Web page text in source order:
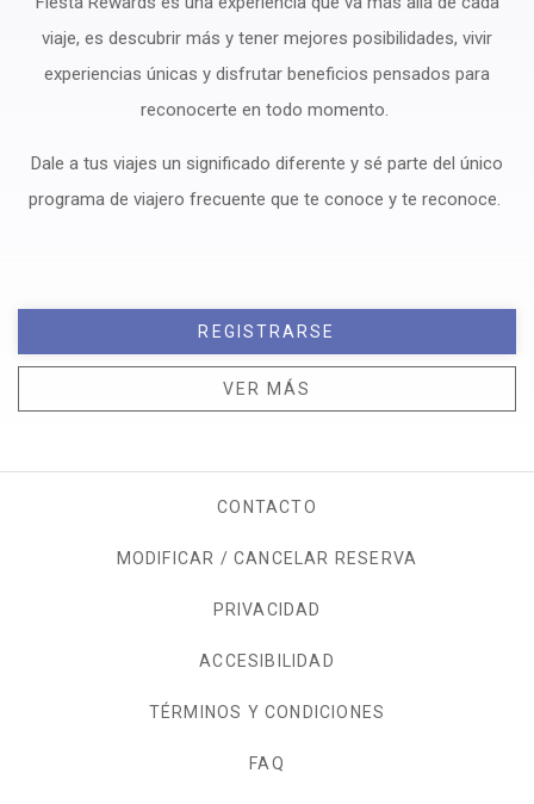
viaje, es descubrir más y tener mejores posibilidades, vivir
experiencias únicas y disfrutar beneficios pensados para
reconocerte en todo momento.
Dale a tus viajes un significado diferente y sé parte del único
programa de viajero frecuente que te conoce y te reconoce.
REGISTRARSE
VER MÁS
CONTACTO
MODIFICAR / CANCELAR RESERVA
PRIVACIDAD
ACCESIBILIDAD
TÉRMINOS Y CONDICIONES
FAQ